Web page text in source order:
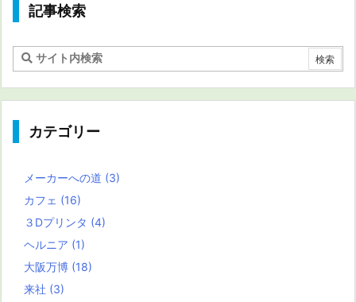
記事検索
カテゴリー
メーカーへの道 (3)
カフェ (16)
３Dプリンタ (4)
ヘルニア (1)
大阪万博 (18)
来社 (3)